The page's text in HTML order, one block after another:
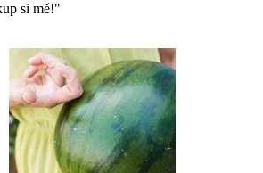
si mě!"